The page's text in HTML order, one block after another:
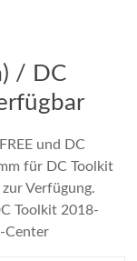
/ DC
und DC
für DC Toolkit
Verfügung.
Toolkit 2018-
Center